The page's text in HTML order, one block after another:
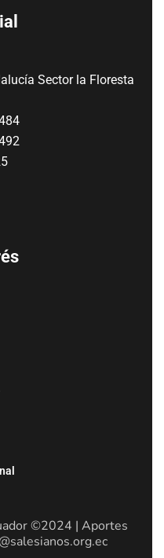
Sector la Floresta
©2024 | Aportes